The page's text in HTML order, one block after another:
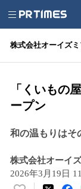
株式会社オーイズ
「くいもの
ープン
和の温もりはそ
株式会社オーイ
2026年3月19日